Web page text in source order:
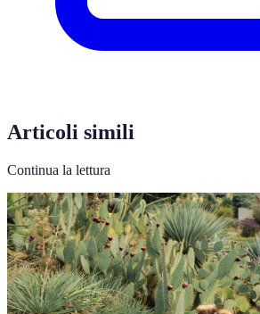
Articoli simili
Continua la lettura